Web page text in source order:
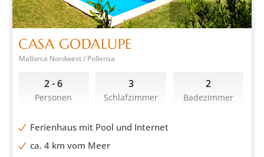
CASA GODALUPE
Mallorca Nordwest / Pollensa
2 - 6
Personen
3
Schlafzimmer
2
Badezimmer
Ferienhaus mit Pool und Internet
ca. 4 km vom Meer